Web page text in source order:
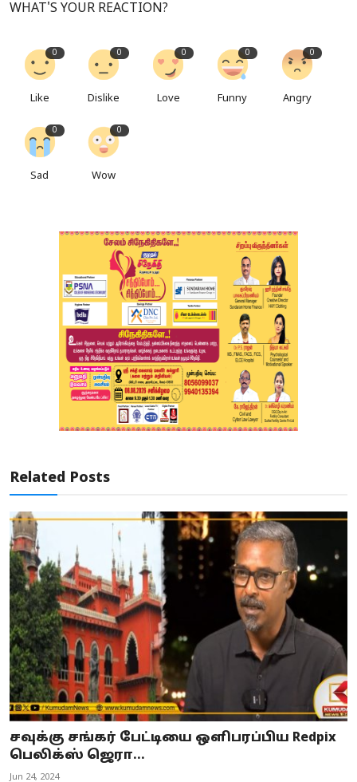
WHAT'S YOUR REACTION?
0
Like
0
Dislike
0
Love
0
Funny
0
Angry
0
Sad
0
Wow
Related Posts
சவுக்கு சங்கர் பேட்டியை ஒளிபரப்பிய Redpix
பெலிக்ஸ் ஜெரா...
Jun 24, 2024